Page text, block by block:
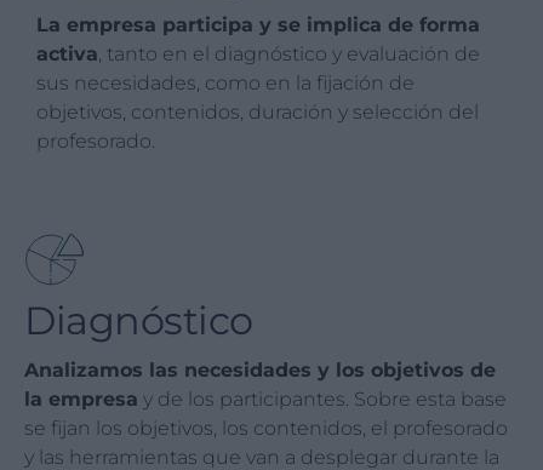
La empresa participa y se implica de forma
activa , tanto en el diagnóstico y evaluación de
sus necesidades, como en la fijación de
objetivos, contenidos, duración y selección del
profesorado.
Diagnóstico
Analizamos las necesidades y los objetivos de
la empresa y de los participantes. Sobre esta base
se fijan los objetivos, los contenidos, el profesorado
y las herramientas que van a desplegar durante la